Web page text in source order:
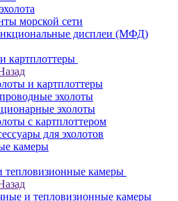
морской сети
дисплеи (МФД)
картплоттеры
и картплоттеры
эхолоты
эхолоты
с картплоттером
для эхолотов
камеры
камеры
и тепловизионные камеры